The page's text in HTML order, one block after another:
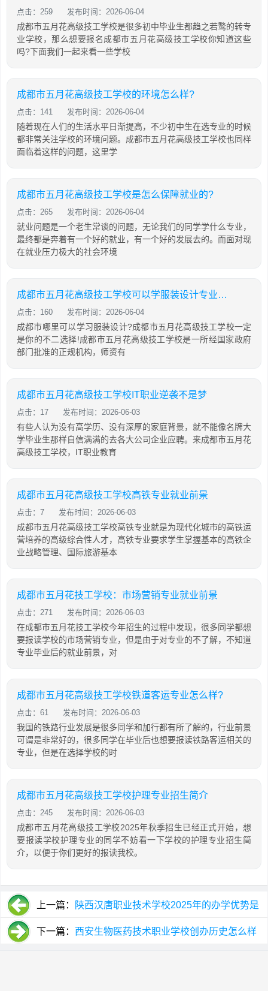
点击：259 发布时间：2026-06-04
成都市五月花高级技工学校是很多初中毕业生都趋之若鹜的转专
业学校，那么想要报名成都市五月花高级技工学校你知道这些
吗?下面我们一起来看一些学校
成都市五月花高级技工学校的环境怎么样?
点击：141 发布时间：2026-06-04
随着现在人们的生活水平日渐提高，不少初中生在选专业的时候
都非常关注学校的环境问题。成都市五月花高级技工学校也同样
面临着这样的问题，这里学
成都市五月花高级技工学校是怎么保障就业的?
点击：265 发布时间：2026-06-04
就业问题是一个老生常谈的问题，无论我们的同学学什么专业，
最终都是奔着有一个好的就业，有一个好的发展去的。而面对现
在就业压力极大的社会环境
成都市五月花高级技工学校可以学服装设计专业吗?
点击：160 发布时间：2026-06-04
成都市哪里可以学习服装设计?成都市五月花高级技工学校一定
是你的不二选择!成都市五月花高级技工学校是一所经国家政府
部门批准的正规机构，师资有
成都市五月花高级技工学校IT职业逆袭不是梦
点击：17 发布时间：2026-06-03
有些人认为没有高学历、没有深厚的家庭背景，就不能像名牌大
学毕业生那样自信满满的去各大公司企业应聘。来成都市五月花
高级技工学校，IT职业教育
成都市五月花高级技工学校高铁专业就业前景
点击：7 发布时间：2026-06-03
成都市五月花高级技工学校高铁专业就是为现代化城市的高铁运
营培养的高级综合性人才，高铁专业要求学生掌握基本的高铁企
业战略管理、国际旅游基本
成都市五月花技工学校：市场营销专业就业前景
点击：271 发布时间：2026-06-03
在成都市五月花技工学校今年招生的过程中发现，很多同学都想
要报读学校的市场营销专业，但是由于对专业的不了解，不知道
专业毕业后的就业前景，对
成都市五月花高级技工学校铁道客运专业怎么样?
点击：61 发布时间：2026-06-03
我国的铁路行业发展是很多同学和加行都有所了解的，行业前景
可谓是非常好的，很多同学在毕业后也想要报读铁路客运相关的
专业，但是在选择学校的时
成都市五月花高级技工学校护理专业招生简介
点击：245 发布时间：2026-06-03
成都市五月花高级技工学校2025年秋季招生已经正式开始，想
要报读学校护理专业的同学不妨看一下学校的护理专业招生简
介，以便于你们更好的报读我校。
上一篇： 陕西汉唐职业技术学校2025年的办学优势是
什么 下一篇： 西安生物医药技术职业学校创办历史怎么样